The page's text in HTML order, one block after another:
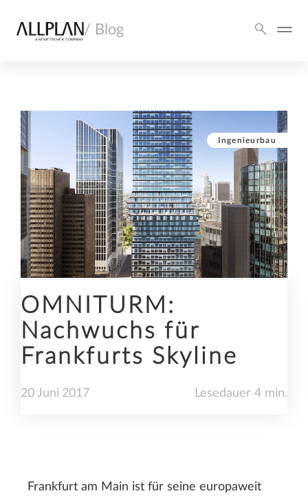
/ Blog
Ingenieurbau
OMNITURM:
Nachwuchs für
Frankfurts Skyline
20 Juni 2017 Lesedauer 4 min.
Frankfurt am Main ist für seine europaweit